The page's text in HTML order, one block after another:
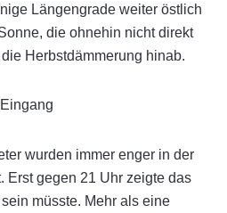
Längengrade weiter östlich
die ohnehin nicht direkt
Herbstdämmerung hinab.
wurden immer enger in der
Erst gegen 21 Uhr zeigte das
müsste. Mehr als eine